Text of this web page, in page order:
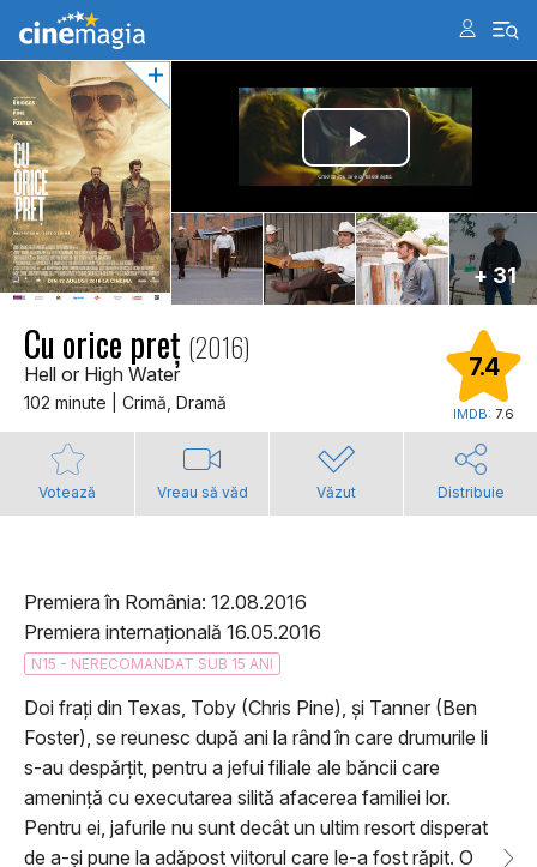
+ 31
Cu orice preţ (2016)
Hell or High Water
102 minute | Crimă, Dramă
7.4
IMDB: 7.6
Votează Vreau să văd Văzut Distribuie
Premiera în România: 12.08.2016
Premiera internațională 16.05.2016
N15 - NERECOMANDAT SUB 15 ANI
Doi frați din Texas, Toby (Chris Pine), și Tanner (Ben
Foster), se reunesc după ani la rând în care drumurile li
s-au despărțit, pentru a jefui filiale ale băncii care
amenință cu executarea silită afacerea familiei lor.
Pentru ei, jafurile nu sunt decât un ultim resort disperat
de a-și pune la adăpost viitorul care le-a fost răpit. O